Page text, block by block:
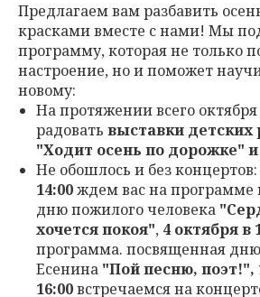
Предлагаем вам разбавить
красками вместе с нами! Мы
программу, которая не только
настроение, но и поможет
новому:
На протяжении всего октября
радовать выставки детских
"Ходит осень по дорожке"
Не обошлось и без концертов:
14:00ждем вас на программе
дню пожилого человека
хочется покоя", 4 октября в
программа. посвященная
Есенина "Пой песню, поэт!",
16:00встречаемся на